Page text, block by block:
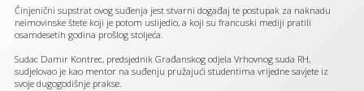
remove_circle_outline Smanji font
add_circle_outline Povečaj font
spellcheck Čitljiv font
Činjenični supstrat ovog suđenja jest stvarni događaj te postupak za naknadu
neimovinske štete koji je potom uslijedio, a koji su francuski mediji pratili
osamdesetih godina prošlog stoljeća.
Sudac Damir Kontrec, predsjednik Građanskog odjela Vrhovnog suda RH,
sudjelovao je kao mentor na suđenju pružajući studentima vrijedne savjete iz
svoje dugogodišnje prakse.